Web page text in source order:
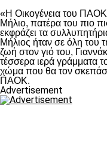
«Η Οικογένεια του
Μήλιο, πατέρα του πιο
εκφράζει τα
Μήλιος ήταν σε όλη του
ζωή στον γιό του,
τέσσερα ιερά γράμματα
χώμα που θα τον
ΠΑΟΚ.
Advertisement